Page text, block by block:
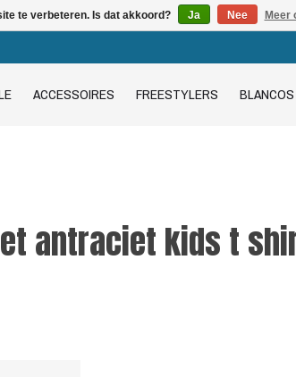
ACCESSOIRES FREESTYLERS BLANCOS
antraciet kids t
te verbeteren. Is dat akkoord? Ja Nee Meer